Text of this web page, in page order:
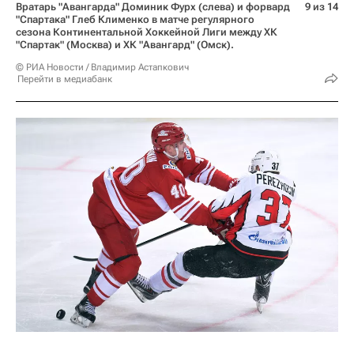
Вратарь "Авангарда" Доминик Фурх (слева) и форвард
"Спартака" Глеб Клименко в матче регулярного
сезона Континентальной Хоккейной Лиги между ХК
"Спартак" (Москва) и ХК "Авангард" (Омск).
© РИА Новости / Владимир Астапкович
Перейти в медиабанк
9 из 14